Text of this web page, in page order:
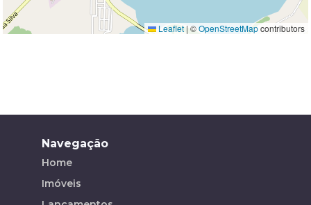
Leaflet | ©OpenStreetMapcontributors
Navegação
Home
Imóveis